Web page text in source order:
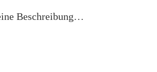
Beschreibung…